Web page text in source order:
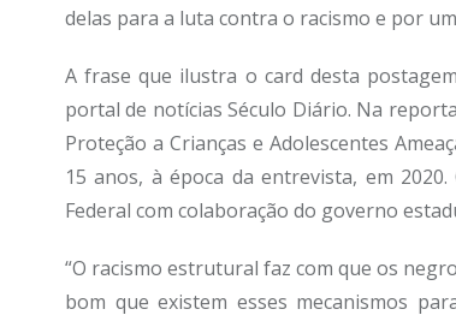
delas para a luta contra o racismo e por
A frase que ilustra o card desta
portal de notícias Século Diário. Na
Proteção a Crianças e Adolescentes
15 anos, à época da entrevista, em
Federal com colaboração do governo
“O racismo estrutural faz com que os
bom que existem esses mecanismos